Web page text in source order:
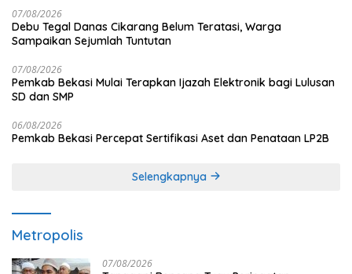
07/08/2026
Debu Tegal Danas Cikarang Belum Teratasi, Warga
Sampaikan Sejumlah Tuntutan
07/08/2026
Pemkab Bekasi Mulai Terapkan Ijazah Elektronik bagi Lulusan
SD dan SMP
06/08/2026
Pemkab Bekasi Percepat Sertifikasi Aset dan Penataan LP2B
Selengkapnya
Metropolis
07/08/2026